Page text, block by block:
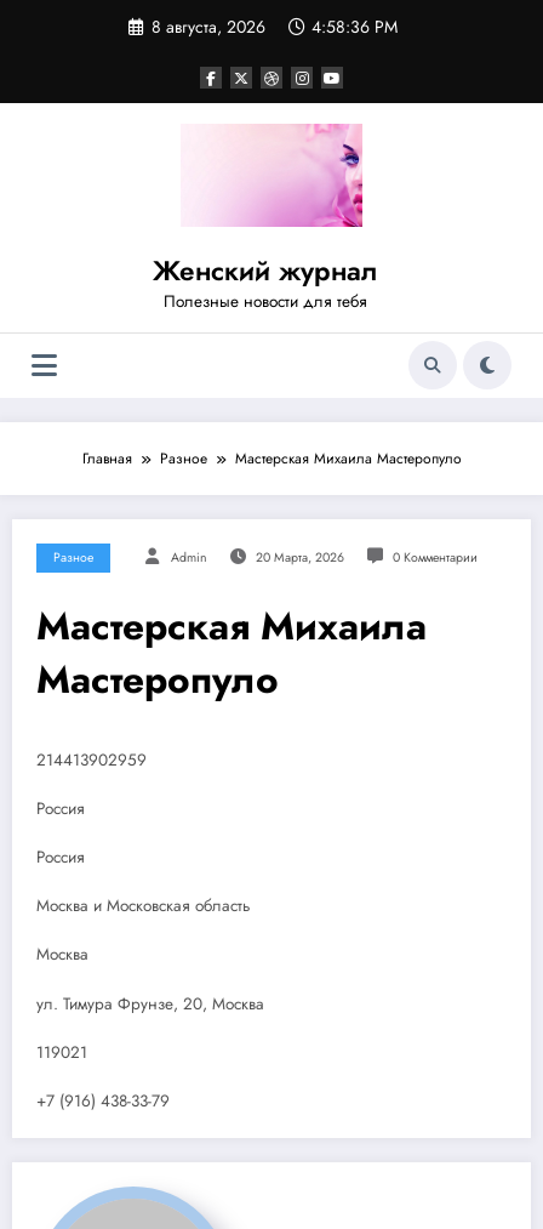
8 августа, 2026 4:58:36 PM
Женский журнал
Полезные новости для тебя
Главная Разное Мастерская Михаила Мастеропуло
Разное Admin 20 Марта, 2026 0 Комментарии
Мастерская Михаила
Мастеропуло
214413902959
Россия
Россия
Москва и Московская область
Москва
ул. Тимура Фрунзе, 20, Москва
119021
+7 (916) 438-33-79